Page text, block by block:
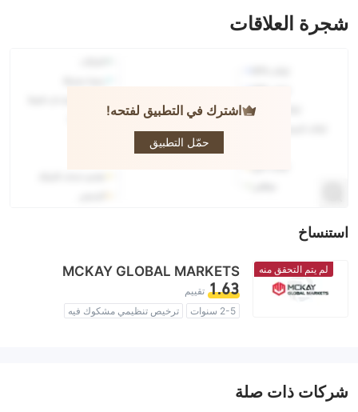
شجرة العلاقات
اشترك في التطبيق لفتحه!
حمّل التطبيق
EASY
ONLINE
استنساخ
لم يتم التحقق منه MCKAY GLOBAL MARKETS
1.63 تقييم
2-5 سنوات
ترخيص تنظيمي مشكوك فيه
شركات ذات صلة